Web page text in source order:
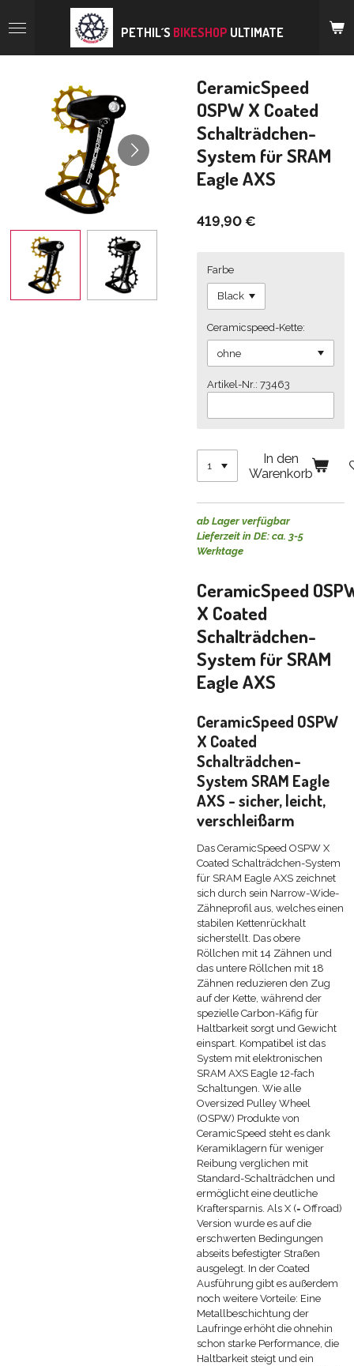
Hauptinhalt
PETHIL´S BIKESHOP ULTIMATE
CeramicSpeed
OSPW X Coated
Schalträdchen-
System für SRAM
Eagle AXS
419,90 €
Farbe
Ceramicspeed-Kette:
Artikel-Nr.: 73463
In den
Warenkorb
ab Lager verfügbar
Lieferzeit in DE: ca. 3-5
Werktage
CeramicSpeed
X Coated
Schalträdchen-
System für SRAM
Eagle AXS
CeramicSpeed OSPW
X Coated
Schalträdchen-
System SRAM Eagle
AXS - sicher, leicht,
verschleißarm
Das CeramicSpeed OSPW X
Coated Schalträdchen-System
für SRAM Eagle AXS zeichnet
sich durch sein Narrow-Wide-
Zähneprofil aus, welches einen
stabilen Kettenrückhalt
sicherstellt. Das obere
Röllchen mit 14 Zähnen und
das untere Röllchen mit 18
Zähnen reduzieren den Zug
auf der Kette, während der
spezielle Carbon-Käfig für
Haltbarkeit sorgt und Gewicht
einspart. Kompatibel ist das
System mit elektronischen
SRAM AXS Eagle 12-fach
Schaltungen. Wie alle
Oversized Pulley Wheel
(OSPW) Produkte von
CeramicSpeed steht es dank
Keramiklagern für weniger
Reibung verglichen mit
Standard-Schalträdchen und
ermöglicht eine deutliche
Kraftersparnis. Als X (= Offroad)
Version wurde es auf die
erschwerten Bedingungen
abseits befestigter Straßen
ausgelegt. In der Coated
Ausführung gibt es außerdem
noch weitere Vorteile: Eine
Metallbeschichtung der
Laufringe erhöht die ohnehin
schon starke Performance, die
Haltbarkeit steigt und ein